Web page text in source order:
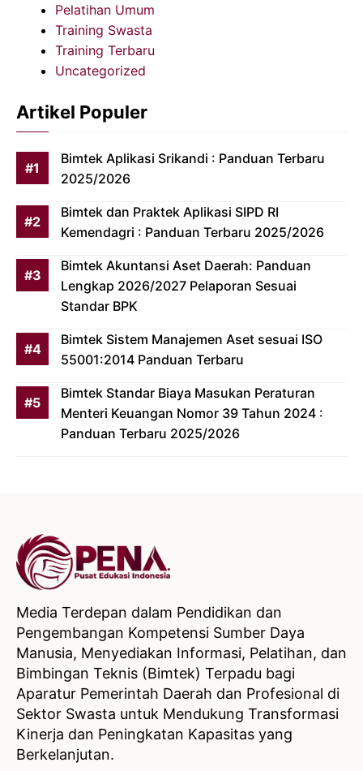
Pelatihan Umum
Training Swasta
Training Terbaru
Uncategorized
Artikel Populer
Bimtek Aplikasi Srikandi : Panduan Terbaru
2025/2026
Bimtek dan Praktek Aplikasi SIPD RI
Kemendagri : Panduan Terbaru 2025/2026
Bimtek Akuntansi Aset Daerah: Panduan
Lengkap 2026/2027 Pelaporan Sesuai
Standar BPK
Bimtek Sistem Manajemen Aset sesuai ISO
55001:2014 Panduan Terbaru
Bimtek Standar Biaya Masukan Peraturan
Menteri Keuangan Nomor 39 Tahun 2024 :
Panduan Terbaru 2025/2026
Media Terdepan dalam Pendidikan dan
Pengembangan Kompetensi Sumber Daya
Manusia, Menyediakan Informasi, Pelatihan, dan
Bimbingan Teknis (Bimtek) Terpadu bagi
Aparatur Pemerintah Daerah dan Profesional di
Sektor Swasta untuk Mendukung Transformasi
Kinerja dan Peningkatan Kapasitas yang
Berkelanjutan.